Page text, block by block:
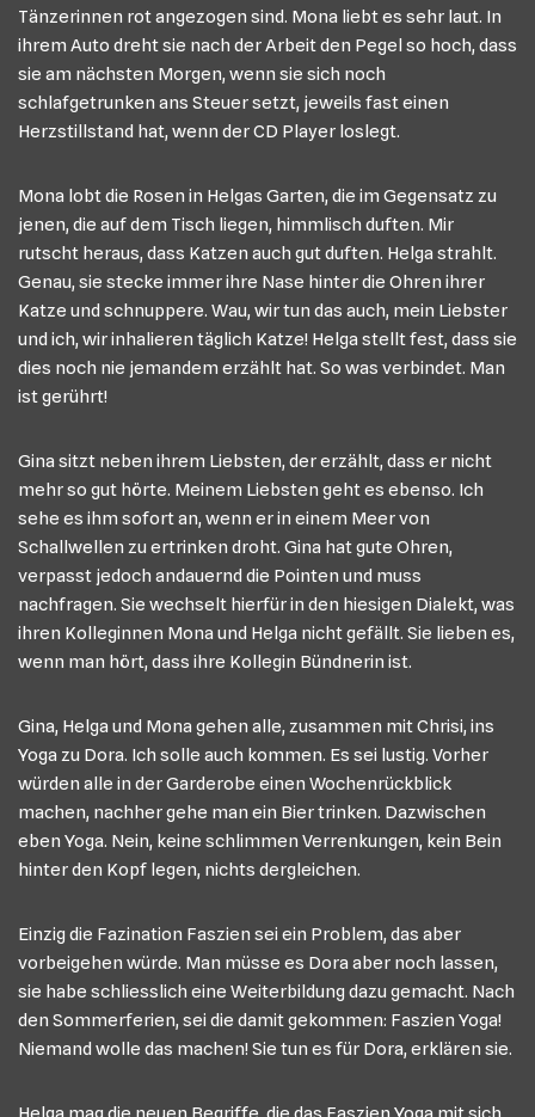
Tänzerinnen rot angezogen sind. Mona liebt es sehr laut. In
ihrem Auto dreht sie nach der Arbeit den Pegel so hoch, dass
sie am nächsten Morgen, wenn sie sich noch
schlafgetrunken ans Steuer setzt, jeweils fast einen
Herzstillstand hat, wenn der CD Player loslegt.
Mona lobt die Rosen in Helgas Garten, die im Gegensatz zu
jenen, die auf dem Tisch liegen, himmlisch duften. Mir
rutscht heraus, dass Katzen auch gut duften. Helga strahlt.
Genau, sie stecke immer ihre Nase hinter die Ohren ihrer
Katze und schnuppere. Wau, wir tun das auch, mein Liebster
und ich, wir inhalieren täglich Katze! Helga stellt fest, dass sie
dies noch nie jemandem erzählt hat. So was verbindet. Man
ist gerührt!
Gina sitzt neben ihrem Liebsten, der erzählt, dass er nicht
mehr so gut hörte. Meinem Liebsten geht es ebenso. Ich
sehe es ihm sofort an, wenn er in einem Meer von
Schallwellen zu ertrinken droht. Gina hat gute Ohren,
verpasst jedoch andauernd die Pointen und muss
nachfragen. Sie wechselt hierfür in den hiesigen Dialekt, was
ihren Kolleginnen Mona und Helga nicht gefällt. Sie lieben es,
wenn man hört, dass ihre Kollegin Bündnerin ist.
Gina, Helga und Mona gehen alle, zusammen mit Chrisi, ins
Yoga zu Dora. Ich solle auch kommen. Es sei lustig. Vorher
würden alle in der Garderobe einen Wochenrückblick
machen, nachher gehe man ein Bier trinken. Dazwischen
eben Yoga. Nein, keine schlimmen Verrenkungen, kein Bein
hinter den Kopf legen, nichts dergleichen.
Einzig die Fazination Faszien sei ein Problem, das aber
vorbeigehen würde. Man müsse es Dora aber noch lassen,
sie habe schliesslich eine Weiterbildung dazu gemacht. Nach
den Sommerferien, sei die damit gekommen: Faszien Yoga!
Niemand wolle das machen! Sie tun es für Dora, erklären sie.